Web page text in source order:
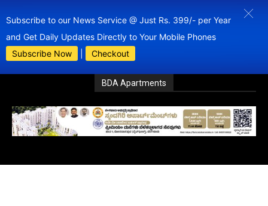
Subscribe to our News Service @ Just Rs. 399/- per Year
and Get Daily Updates Directly to Your Mobile Phones
Subscribe Now
Checkout
BDA Apartments